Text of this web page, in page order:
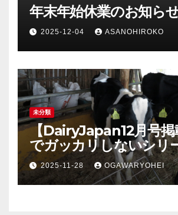
年末年始休業のお知ら
2025-12-04 ASANOHIROKO
未分類
【DairyJapan12月号掲
でガッカリしないシリ
終回！
2025-11-28 OGAWARYOHEI